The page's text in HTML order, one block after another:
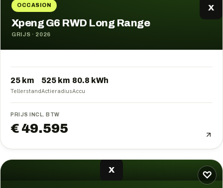
OCCASION X
Xpeng G6 RWD Long Range
GRIJS · 2026
25 km
Tellerstand
525 km
Actieradius
80.8 kWh
Accu
PRIJS INCL. BTW
€ 49.595
♡
X